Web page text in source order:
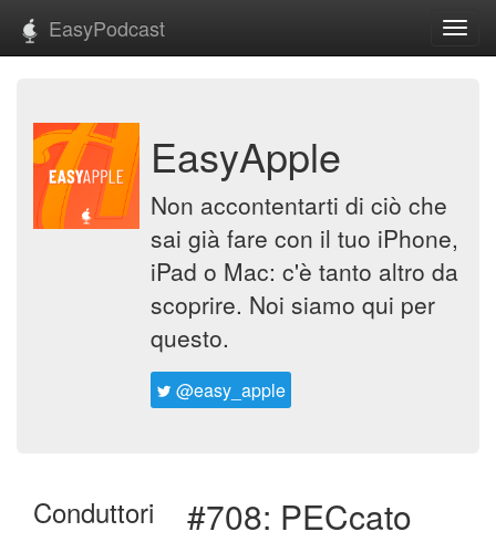
EasyPodcast
EasyApple
Non accontentarti di ciò che
sai già fare con il tuo iPhone,
iPad o Mac: c'è tanto altro da
scoprire. Noi siamo qui per
questo.
@easy_apple
Conduttori #708: PECcato